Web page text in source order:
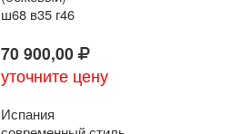
ш68 в35 г46
70 900,00
уточните цену
Испания